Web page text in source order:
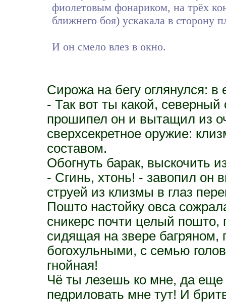
фиолетовым фонариком, на трёх
ближнего боя) ускакала в сторону
И он смело влез в окно.
Сирожа на бегу оглянулся:
- Так вот ты какой,
прошипел он и вытащил из
сверхсекретное оружие:
составом.
Обогнуть барак, выскочить
- Сгинь, хтонь! - завопил он
струей из клизмы в глаз
Пошто настойку овса
сникерс почти целый пошто,
сидящая на звере
богохульными, с семью
гнойная!
Чё ты лезешь ко мне, да
педриловать мне тут! И